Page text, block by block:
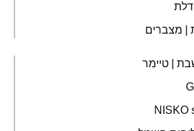
דלת
| מצברים
| טיימר
NISKO